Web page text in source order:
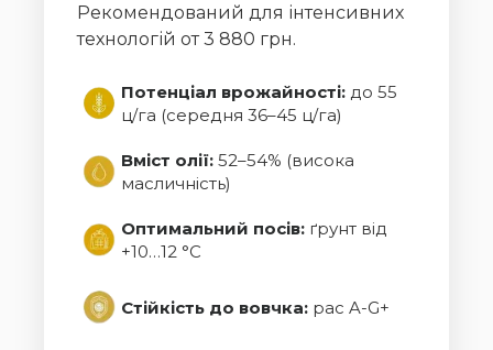
Рекомендований для інтенсивних
технологій от 3 880 грн.
Потенціал врожайності: до 55
ц/га (середня 36–45 ц/га)
Вміст олії: 52–54% (висока
масличність)
Оптимальний посів: ґрунт від
+10…12 °C
Стійкість до вовчка: рас A-G+